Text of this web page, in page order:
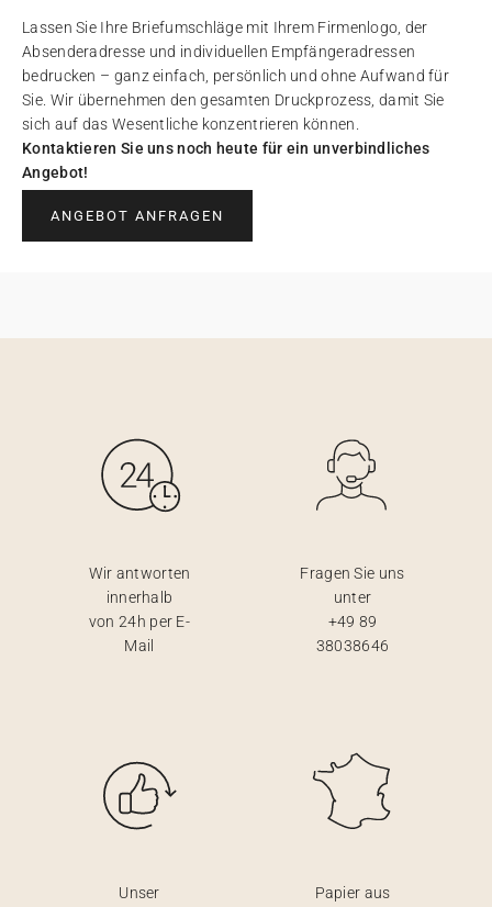
Lassen Sie Ihre Briefumschläge mit Ihrem Firmenlogo, der
Absenderadresse und individuellen Empfängeradressen
bedrucken – ganz einfach, persönlich und ohne Aufwand für
Sie. Wir übernehmen den gesamten Druckprozess, damit Sie
sich auf das Wesentliche konzentrieren können.
Kontaktieren Sie uns noch heute für ein unverbindliches
Angebot!
ANGEBOT ANFRAGEN
Wir antworten
innerhalb
von 24h per E-
Mail
Fragen Sie uns
unter
+49 89
38038646
Unser
Papier aus